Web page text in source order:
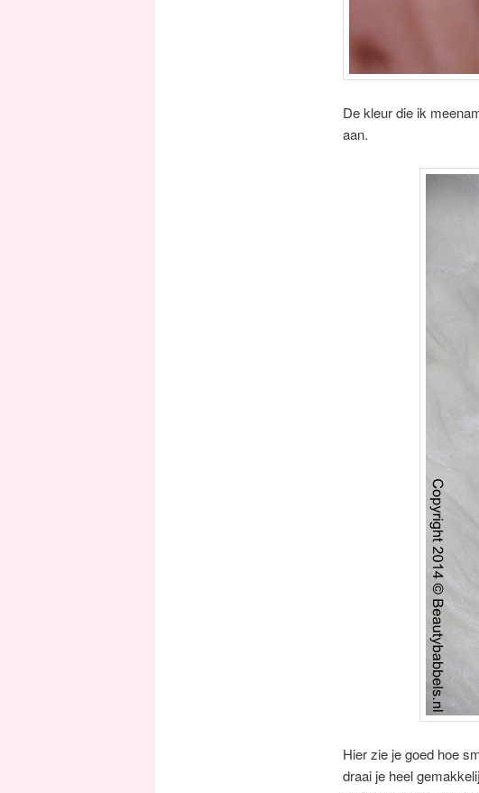
De kleur die ik
aan.
Hier zie je goed hoe
draai je heel